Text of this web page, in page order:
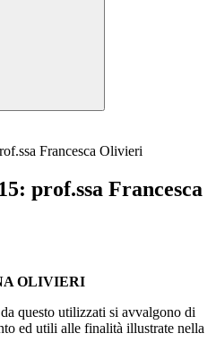
Francesca Olivieri
prof.ssa Francesca
OLIVIERI
questo utilizzati si avvalgono di
ed utili alle finalità illustrate nella